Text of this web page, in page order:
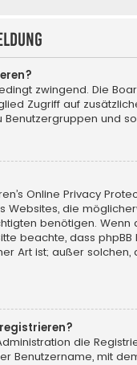
zwingend. Die
Zugriff auf
Benutzergruppen und
Online Privacy
Websites, die
benötigen.
beachte, dass
Art ist; außer
die
Benutzername, mit